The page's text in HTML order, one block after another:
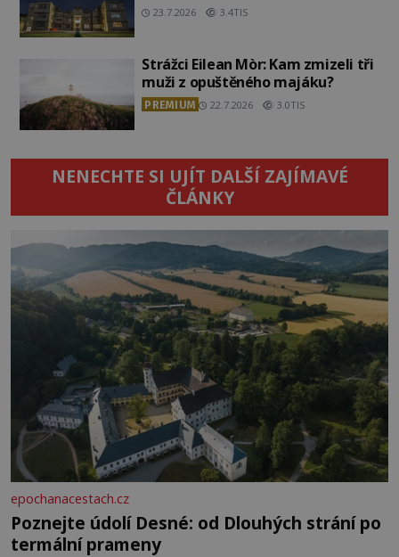
23.7.2026 3.4TIS
Strážci Eilean Mòr: Kam zmizeli tři
muži z opuštěného majáku?
PREMIUM 22.7.2026 3.0TIS
NENECHTE SI UJÍT DALŠÍ ZAJÍMAVÉ
ČLÁNKY
epochanacestach.cz
Poznejte údolí Desné: od Dlouhých strání po
termální prameny